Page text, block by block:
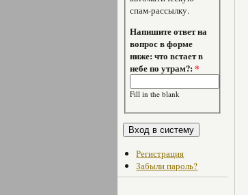
спам-рассылку.
Напишите ответ на
вопрос в форме
ниже: что встает в
небе по утрам?:*
Fill in the blank
Регистрация
Забыли пароль?